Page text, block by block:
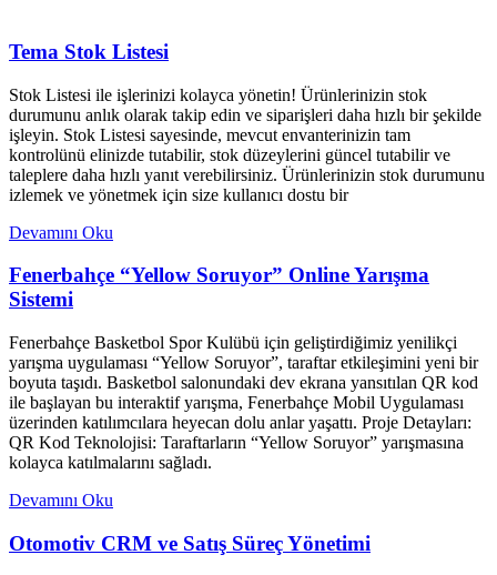
Tema Stok Listesi
Stok Listesi ile işlerinizi kolayca yönetin! Ürünlerinizin stok
durumunu anlık olarak takip edin ve siparişleri daha hızlı bir şekilde
işleyin. Stok Listesi sayesinde, mevcut envanterinizin tam
kontrolünü elinizde tutabilir, stok düzeylerini güncel tutabilir ve
taleplere daha hızlı yanıt verebilirsiniz. Ürünlerinizin stok durumunu
izlemek ve yönetmek için size kullanıcı dostu bir
Devamını Oku
Fenerbahçe “Yellow Soruyor” Online Yarışma
Sistemi
Fenerbahçe Basketbol Spor Kulübü için geliştirdiğimiz yenilikçi
yarışma uygulaması “Yellow Soruyor”, taraftar etkileşimini yeni bir
boyuta taşıdı. Basketbol salonundaki dev ekrana yansıtılan QR kod
ile başlayan bu interaktif yarışma, Fenerbahçe Mobil Uygulaması
üzerinden katılımcılara heyecan dolu anlar yaşattı. Proje Detayları:
QR Kod Teknolojisi: Taraftarların “Yellow Soruyor” yarışmasına
kolayca katılmalarını sağladı.
Devamını Oku
Otomotiv CRM ve Satış Süreç Yönetimi